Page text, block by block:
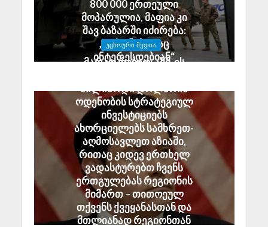
800 000 ერთეული
მოპარულია, მაფია კი
შავ ბაზარში იძირება:
„დრონებითაც
ინტერესდებიან“
ᲣᲪᲮᲝᲣᲠᲘ ᲛᲔᲓᲘᲐ
მარკო რუბიო: აშშ-ის
მილიარდი დოლარის
ოდენობის სტრატეგიულ
ინვესტიციებს
ახორციელებს სამხრეთ-
აღმოსავლეთ აზიაში,
რითაც კიდევ ერთხელ
ვადასტურებთ ჩვენს
ერთგულებას რეგიონის
მიმართ – თითოეულ
თქვენს ქვეყანასთან და
მთლიანად რეგიონთან